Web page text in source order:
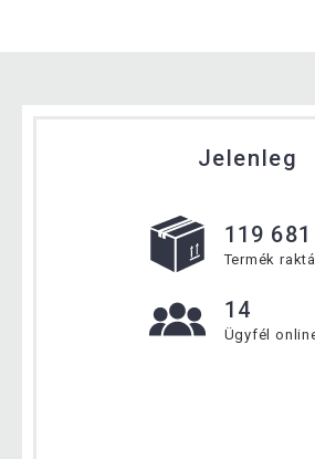
Jelenleg
119
Termék
14
Ügyfél